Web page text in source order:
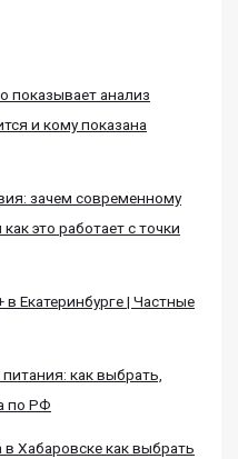
показывает анализ
и кому показана
зачем современному
это работает с точки
Екатеринбурге | Частные
как выбрать,
по РФ
Хабаровске как выбрать